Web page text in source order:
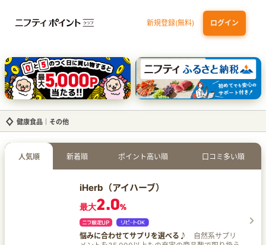
新規登録(無料) ログイン
三井住友カード（NL）オーロラデザイン
【三井住友銀行口座お持ちの方専用】Olive口座切替 P-one Wiz
ライフカードビジネスライトプラス dカード
健康食品｜その他
人気順 新着順 ポイント高い順 口コミ多い順
iHerb（アイハーブ）
最大2.0%
悩みに合わせてサプリを選べる♪
自然系サプリ